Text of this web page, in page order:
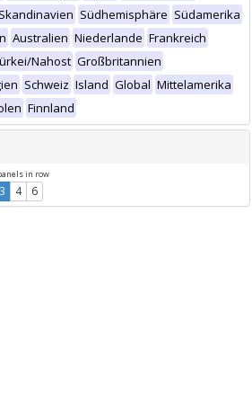
Skandinavien Südhemisphäre Südamerika
Australien Niederlande Frankreich
Nahost Großbritannien
Schweiz Island Global Mittelamerika
Finnland
in row
3 4 6